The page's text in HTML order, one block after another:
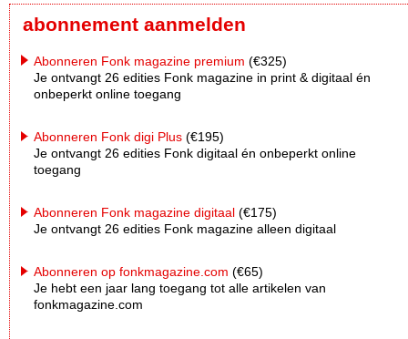
abonnement aanmelden
Abonneren Fonk magazine premium (€325)
Je ontvangt 26 edities Fonk magazine in print & digitaal én
onbeperkt online toegang
Abonneren Fonk digi Plus (€195)
Je ontvangt 26 edities Fonk digitaal én onbeperkt online
toegang
Abonneren Fonk magazine digitaal (€175)
Je ontvangt 26 edities Fonk magazine alleen digitaal
Abonneren op fonkmagazine.com (€65)
Je hebt een jaar lang toegang tot alle artikelen van
fonkmagazine.com